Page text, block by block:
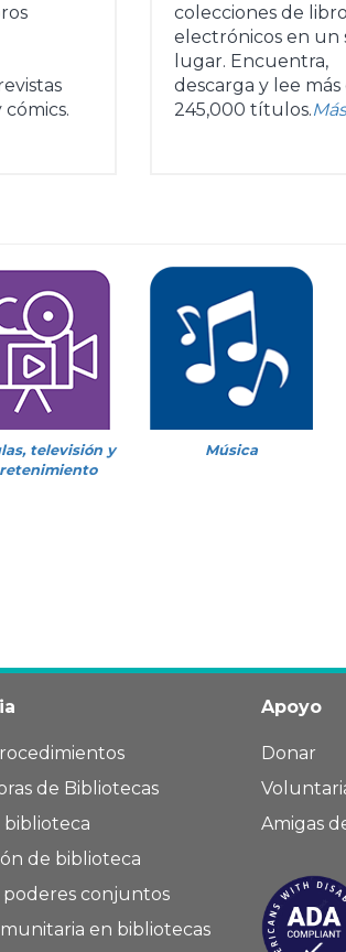
colecciones de
electrónicos en un
lugar. Encuentra,
descarga y lee más
245,000 títulos.Más
televisión y
Música
de Bibliotecas
biblioteca
de biblioteca
conjuntos
en bibliotecas
Apoyo
Donar
Amigas